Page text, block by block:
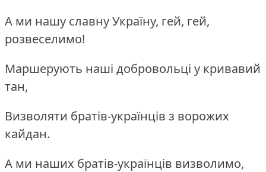
А ми нашу славну Україну, гей, гей,
розвеселимо!
Маршерують наші добровольці у кривавий
тан,
Визволяти братів-українців з ворожих
кайдан.
А ми наших братів-українців визволимо,